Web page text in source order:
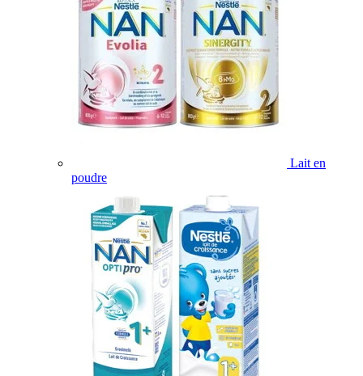
Lait en
poudre